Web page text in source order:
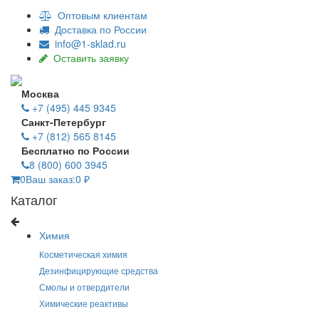
Оптовым клиентам
Доставка по России
info@1-sklad.ru
Оставить заявку
Москва
+7 (495) 445 9345
Санкт-Петербург
+7 (812) 565 8145
Бесплатно по России
8 (800) 600 3945
0Ваш заказ:0 ₽
Каталог
Химия
Косметическая химия
Дезинфицирующие средства
Смолы и отвердители
Химические реактивы